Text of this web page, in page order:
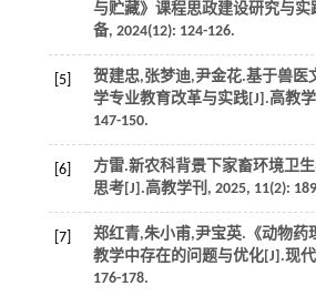
与贮藏》课程思政建设研究与实
备, 2024(12): 124-126.
[5]
贺建忠,张梦迪,尹金花.基于兽医
学专业教育改革与实践[J].高教
147-150.
[6]
方雷.新农科背景下家畜环境卫
思考[J].高教学刊 , 2025, 11(2):
[7]
郑红青,朱小甫,尹宝英.《动物药
教学中存在的问题与优化[J].现
176-178.